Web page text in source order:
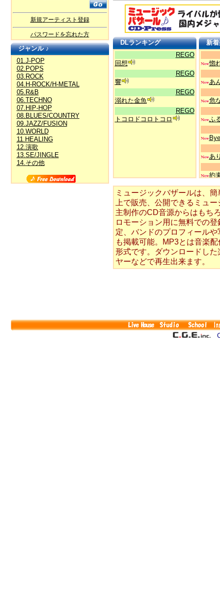
新規アーティスト登録
パスワードを忘れた方
ジャンル ♪
01.J-POP
02.POPS
03.ROCK
04.H-ROCK/H-METAL
05.R&B
06.TECHNO
07.HIP-HOP
08.BLUES/COUNTRY
09.JAZZ/FUSION
10.WORLD
11.HEALING
12.演歌
13.SE/JINGLE
14.その他
DLランキング
REGO
回想
REGO
響
REGO
溺れた金魚
REGO
トコロドコロトコロ
新
惚
あ
危
ふ
あ
約
い
Later
穏
夜
衝
君
ミュージックバザールは、
上で販売、公開できるミュ
主制作のCD音源からはもち
ロモーション用に無料での
定、バンドのプロフィール
も掲載可能。MP3とは音楽
形式です。ダウンロードし
ヤーなどで再生出来ます。